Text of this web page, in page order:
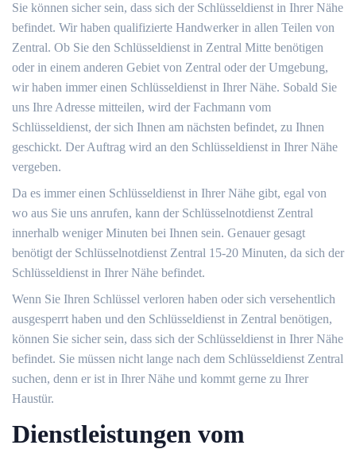
Sie können sicher sein, dass sich der Schlüsseldienst in Ihrer Nähe
befindet. Wir haben qualifizierte Handwerker in allen Teilen von
Zentral. Ob Sie den Schlüsseldienst in Zentral Mitte benötigen
oder in einem anderen Gebiet von Zentral oder der Umgebung,
wir haben immer einen Schlüsseldienst in Ihrer Nähe. Sobald Sie
uns Ihre Adresse mitteilen, wird der Fachmann vom
Schlüsseldienst, der sich Ihnen am nächsten befindet, zu Ihnen
geschickt. Der Auftrag wird an den Schlüsseldienst in Ihrer Nähe
vergeben.
Da es immer einen Schlüsseldienst in Ihrer Nähe gibt, egal von
wo aus Sie uns anrufen, kann der Schlüsselnotdienst Zentral
innerhalb weniger Minuten bei Ihnen sein. Genauer gesagt
benötigt der Schlüsselnotdienst Zentral 15-20 Minuten, da sich der
Schlüsseldienst in Ihrer Nähe befindet.
Wenn Sie Ihren Schlüssel verloren haben oder sich versehentlich
ausgesperrt haben und den Schlüsseldienst in Zentral benötigen,
können Sie sicher sein, dass sich der Schlüsseldienst in Ihrer Nähe
befindet. Sie müssen nicht lange nach dem Schlüsseldienst Zentral
suchen, denn er ist in Ihrer Nähe und kommt gerne zu Ihrer
Haustür.
Dienstleistungen vom